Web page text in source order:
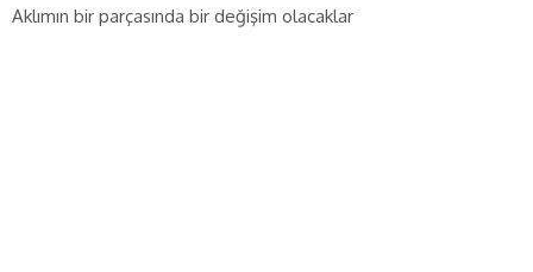
Aklımın bir parçasında bir değişim olacaklar